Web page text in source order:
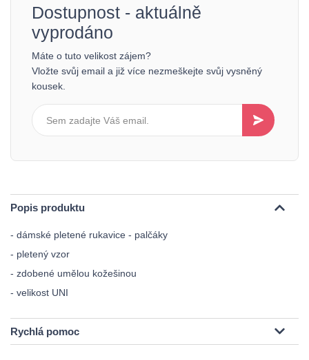
Dostupnost - aktuálně
vyprodáno
Máte o tuto velikost zájem?
Vložte svůj email a již více nezmeškejte svůj vysněný
kousek.
Popis produktu
- dámské pletené rukavice - palčáky
- pletený vzor
- zdobené umělou kožešinou
- velikost UNI
Rychlá pomoc